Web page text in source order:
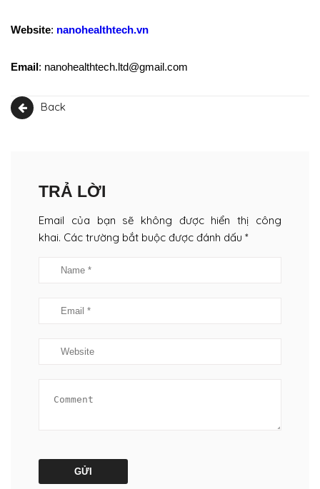
Website: nanohealthtech.vn
Email: nanohealthtech.ltd@gmail.com
Back
TRẢ LỜI
Email của bạn sẽ không được hiển thị công
khai. Các trường bắt buộc được đánh dấu *